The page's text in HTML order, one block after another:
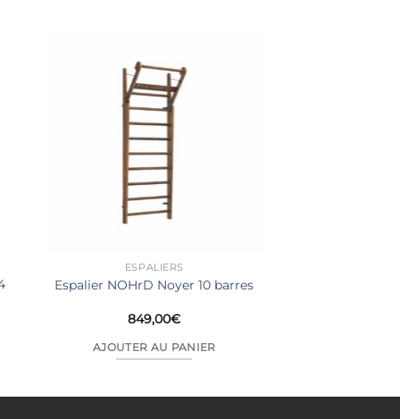
ESPALIERS
Espalier NOHrD Noyer 10 barres
849,00€
AJOUTER AU PANIER